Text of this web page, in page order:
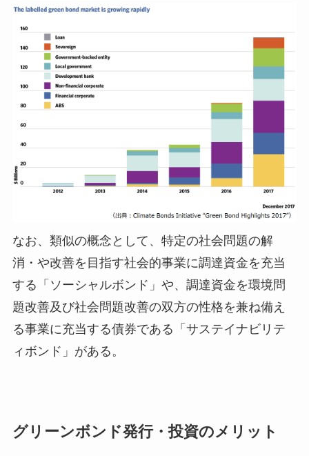
なお、類似の概念として、特定の社会問題の解
消・や改善を目指す社会的事業に調達資金を充当
する「ソーシャルボンド」や、調達資金を環境問
題改善及び社会問題改善の双方の性格を兼ね備え
る事業に充当する債券である「サステイナビリテ
ィボンド」がある。
グリーンボンド発行・投資のメリット